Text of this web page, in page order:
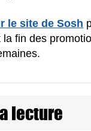
le site de Sosh
fin des
lecture